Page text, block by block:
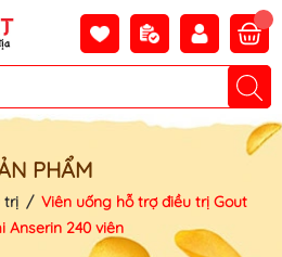
PHẨM
trị / Viên uống hỗ trợ điều trị Gout
Anserin 240 viên